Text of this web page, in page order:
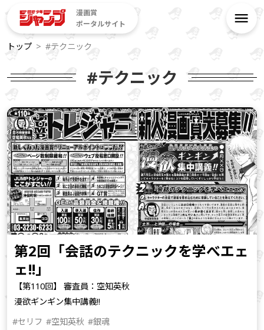
漫画賞
ポータルサイト
トップ #テクニック
#テクニック
第2回「会話のテクニックを学べエェ
ェ!!」
【第110回】 審査員：空知英秋
漫欲ギンギン集中講義!!
#セリフ #空知英秋 #銀魂